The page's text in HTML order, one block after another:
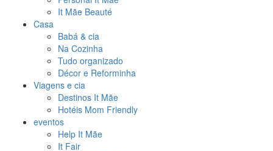
It Mãe Beauté
Casa
Babá & cia
Na Cozinha
Tudo organizado
Décor e Reforminha
Viagens e cia
Destinos It Mãe
Hotéis Mom Friendly
eventos
Help It Mãe
It Fair